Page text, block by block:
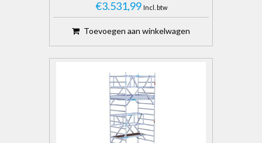
€3.531,99 Incl. btw
Toevoegen aan winkelwagen